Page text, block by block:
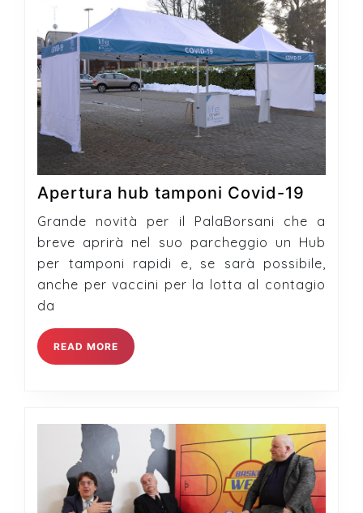
Apertura hub tamponi Covid-19
Covid-
19
Grande novità per il PalaBorsani che a
breve aprirà nel suo parcheggio un Hub
per tamponi rapidi e, se sarà possibile,
anche per vaccini per la lotta al contagio
da
READ MORE READ
MORE